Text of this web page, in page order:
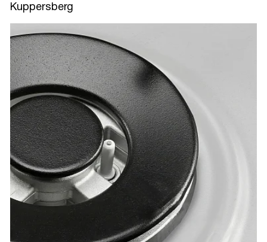
Kuppersberg